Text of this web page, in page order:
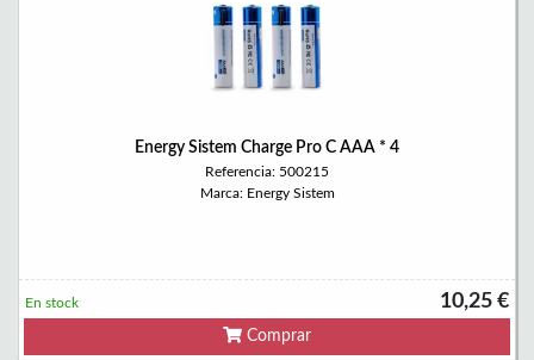
Energy Sistem Charge Pro C AAA * 4
Referencia: 500215
Marca: Energy Sistem
10,25 €
En stock
Comprar